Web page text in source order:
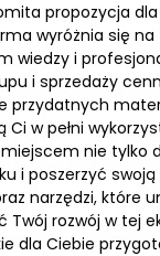
propozycja
wyróżnia się
wiedzy i
i sprzedaży
przydatnych
Ci w pełni
nie tylko
i poszerzyć
narzędzi, które
Twój rozwój w tej
dla Ciebie